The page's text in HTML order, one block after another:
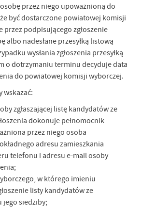
przez niego upoważnioną do
być dostarczone powiatowej komisji
przez podpisującego zgłoszenie
albo nadesłane przesyłką listową
wysłania zgłoszenia przesyłką
o dotrzymaniu terminu decyduje data
do powiatowej komisji wyborczej.
wskazać:
zgłaszającej listę kandydatów ze
dokonuje pełnomocnik
przez niego osoba
adresu zamieszkania
telefonu i adresu e-mail osoby
w którego imieniu
listy kandydatów ze
jego siedziby;